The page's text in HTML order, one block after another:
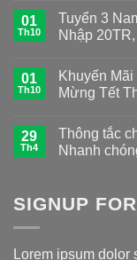
01
Th10
Tuyển 3
Nhập
01
Th10
Khuyến
Mừng Tết
29
Th4
Thông tắc
Nhanh
SIGNUP
Lorem ipsum dolor